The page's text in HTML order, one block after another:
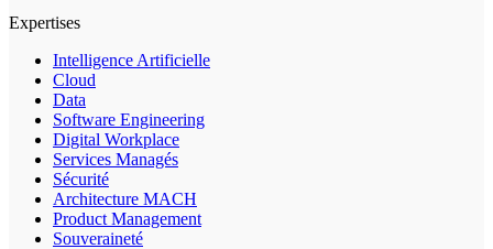
Expertises
Intelligence Artificielle
Cloud
Data
Software Engineering
Digital Workplace
Services Managés
Sécurité
Architecture MACH
Product Management
Souveraineté